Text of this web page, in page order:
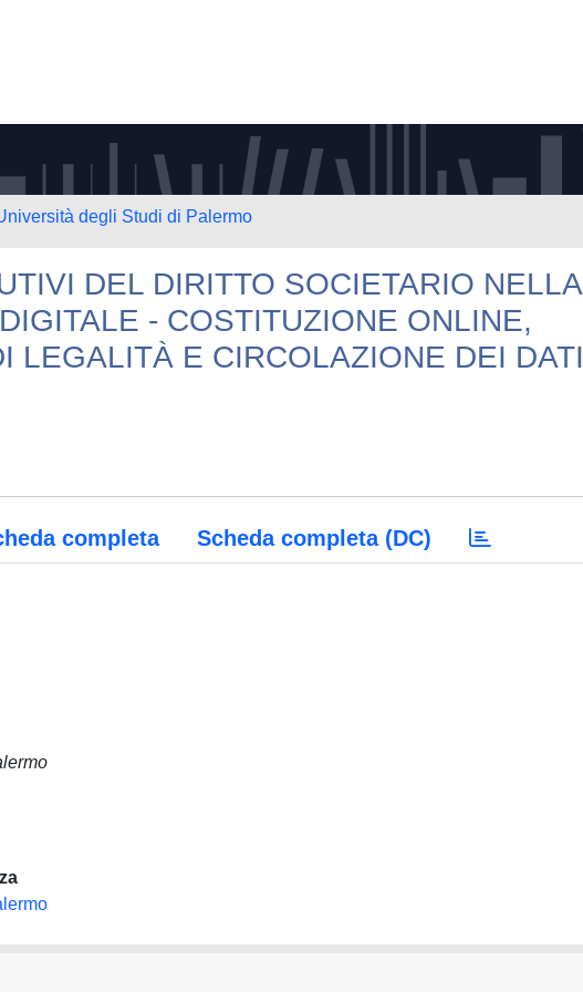
degli Studi di Palermo
DEL DIRITTO SOCIETARIO NELLA
- COSTITUZIONE ONLINE,
LEGALITÀ E CIRCOLAZIONE DEI DATI
completa Scheda completa (DC)